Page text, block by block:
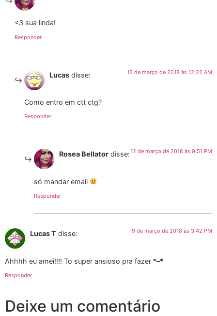
<3 sua linda!
Responder
Lucas disse: 12 de março de 2018 às 12:22 AM
Como entro em ctt ctg?
Responder
Rosea Bellator disse:12 de março de 2018 às 9:51 PM
só mandar email
Responder
Lucas T disse: 9 de março de 2018 às 3:42 PM
Ahhhh eu amei!!!! To super ansioso pra fazer *–*
Responder
Deixe um comentário